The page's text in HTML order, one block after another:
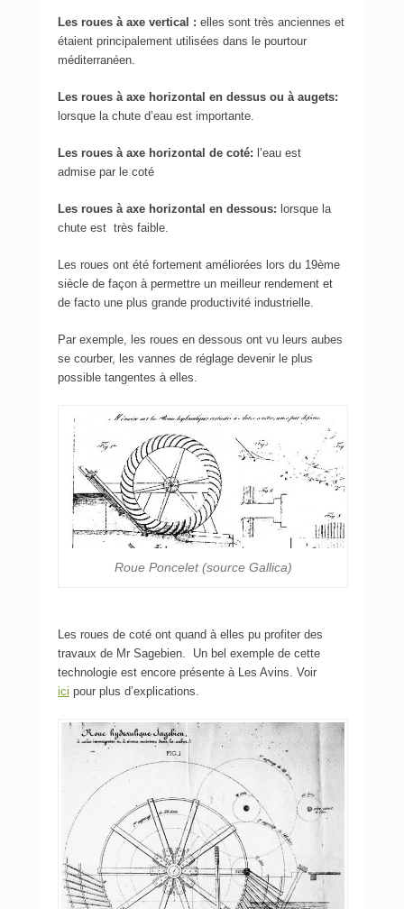
Les roues à axe vertical : elles sont très anciennes et
étaient principalement utilisées dans le pourtour
méditerranéen.
Les roues à axe horizontal en dessus ou à augets:
lorsque la chute d’eau est importante.
Les roues à axe horizontal de coté: l’eau est
admise par le coté
Les roues à axe horizontal en dessous: lorsque la
chute est très faible.
Les roues ont été fortement améliorées lors du 19ème
siècle de façon à permettre un meilleur rendement et
de facto une plus grande productivité industrielle.
Par exemple, les roues en dessous ont vu leurs aubes
se courber, les vannes de réglage devenir le plus
possible tangentes à elles.
Roue Poncelet (source Gallica)
Les roues de coté ont quand à elles pu profiter des
travaux de Mr Sagebien. Un bel exemple de cette
technologie est encore présente à Les Avins. Voir
ici pour plus d’explications.